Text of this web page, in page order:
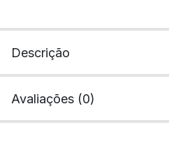
Descrição
Avaliações (0)